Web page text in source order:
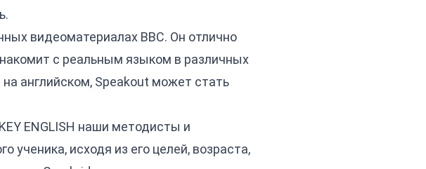
видеоматериалах BBC. Он отлично
с реальным языком в различных
английском, Speakout может стать
ENGLISH наши методисты и
исходя из его целей, возраста,